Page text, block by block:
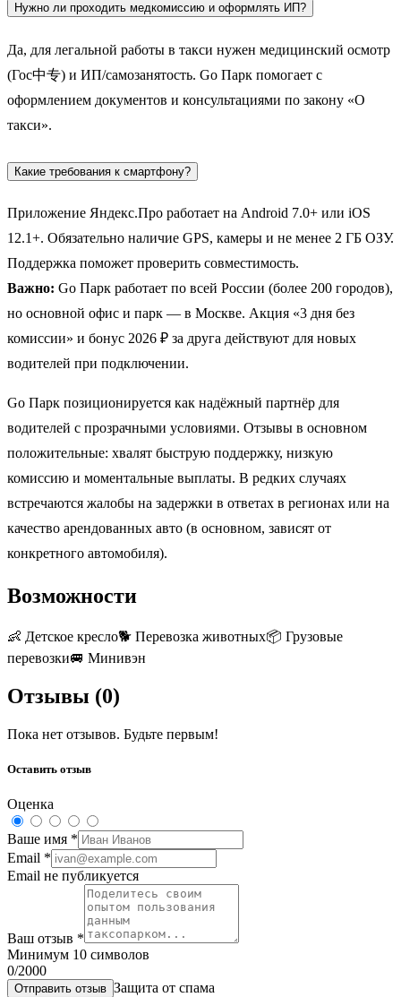
Нужно ли проходить медкомиссию и оформлять ИП?
Да, для легальной работы в такси нужен медицинский осмотр
(Гос中专) и ИП/самозанятость. Go Парк помогает с
оформлением документов и консультациями по закону «О
такси».
Какие требования к смартфону?
Приложение Яндекс.Про работает на Android 7.0+ или iOS
12.1+. Обязательно наличие GPS, камеры и не менее 2 ГБ ОЗУ.
Поддержка поможет проверить совместимость.
Важно: Go Парк работает по всей России (более 200 городов),
но основной офис и парк — в Москве. Акция «3 дня без
комиссии» и бонус 2026 ₽ за друга действуют для новых
водителей при подключении.
Go Парк позиционируется как надёжный партнёр для
водителей с прозрачными условиями. Отзывы в основном
положительные: хвалят быструю поддержку, низкую
комиссию и моментальные выплаты. В редких случаях
встречаются жалобы на задержки в ответах в регионах или на
качество арендованных авто (в основном, зависят от
конкретного автомобиля).
Возможности
👶 Детское кресло🐕 Перевозка животных📦 Грузовые
перевозки🚐 Минивэн
Отзывы (0)
Пока нет отзывов. Будьте первым!
Оставить отзыв
Оценка
Ваше имя *
Email *
Email не публикуется
Ваш отзыв *
Минимум 10 символов
0/2000
Отправить отзыв Защита от спама